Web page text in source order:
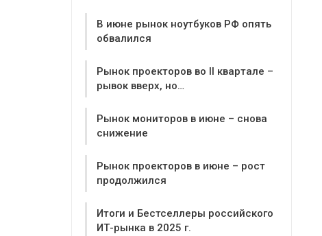
В июне рынок ноутбуков РФ опять
обвалился
Рынок проекторов во II квартале –
рывок вверх, но…
Рынок мониторов в июне – снова
снижение
Рынок проекторов в июне – рост
продолжился
Итоги и Бестселлеры российского
ИТ-рынка в 2025 г.